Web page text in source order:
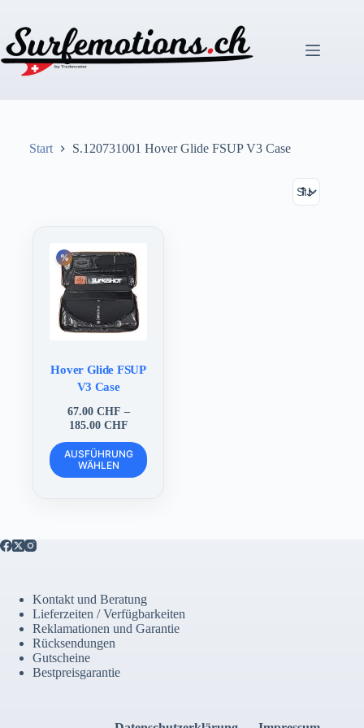
springen
Start S.120731001 Hover Glide FSUP V3 Case
Hover Glide FSUP
V3 Case
67.00 CHF –
185.00 CHFPreisspanne:
bis
185.00 CHF
AUSFÜHRUNG
WÄHLEN
Dieses
Produkt
weist
der
Produktseite
gewählt
werden
Kontakt und Beratung
Lieferzeiten / Verfügbarkeiten
Reklamationen und Garantie
Rücksendungen
Gutscheine
Bestpreisgarantie